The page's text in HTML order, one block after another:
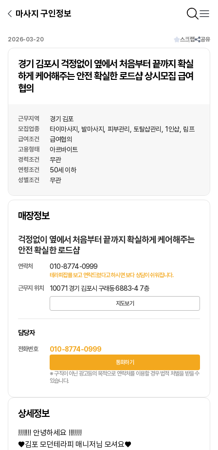
마사지 구인정보
2026-03-20 스크랩 공유
경기 김포시 걱정없이 옆에서 처음부터 끝까지 확실
하게 케어해주는 안전 확실한 로드샵 상시모집 급여
협의
근무지역 경기 김포
모집업종 타이마사지 발마사지 피부관리 토탈샵관리 1인샵 림프
급여조건 급여협의
고용형태 아르바이트
경력조건 무관
연령조건 50세 이하
성별조건 무관
매장정보
상호명
걱정없이 옆에서 처음부터 끝까지 확실하게 케어해주는
안전 확실한 로드샵
연락처 010-8774-0999
테라피잡를 보고 연락드렸다고 하시면 보다 상담이 쉬워집니다.
근무지 위치 10071 경기 김포시 구래동 6883-4 7층
지도보기
담당자
전화번호 010-8774-0999
통화하기
※ 구직이 아닌 광고등의 목적으로 연락처를 이용할 경우 법적 처벌을 받을 수
있습니다.
상세정보
!!!!!!! 안녕하세요 !!!!!!!
♥김포 모던테라피 매니저님 모셔요♥